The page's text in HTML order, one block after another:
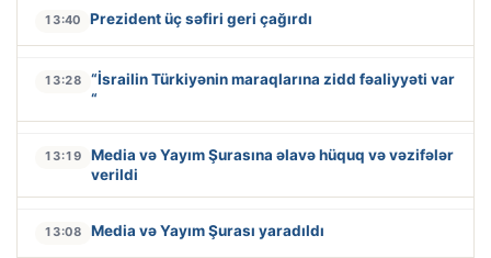
13:40 Prezident üç səfiri geri çağırdı
13:28
“İsrailin Türkiyənin maraqlarına zidd fəaliyyəti var
“
13:19
Media və Yayım Şurasına əlavə hüquq və vəzifələr
verildi
13:08 Media və Yayım Şurası yaradıldı